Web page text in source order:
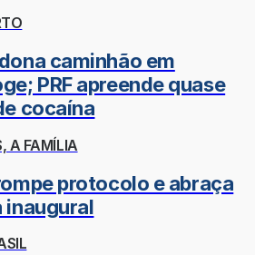
caminhão em
PRF apreende quase
cocaína
A FAMÍLIA
protocolo e abraça
inaugural